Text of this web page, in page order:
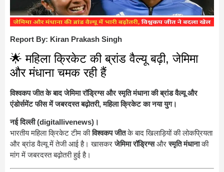
Report By: Kiran Prakash Singh
🌟 महिला क्रिकेट की ब्रांड वैल्यू बढ़ी, जेमिमा
और मंधाना चमक रही हैं
विश्वकप जीत के बाद जेमिमा रॉड्रिग्स और स्मृति मंधाना की ब्रांड वैल्यू और
एंडोर्समेंट फीस में जबरदस्त बढ़ोतरी, महिला क्रिकेट का नया युग।
नई दिल्ली (digitallivenews)।
भारतीय महिला क्रिकेट टीम कीविश्वकप जीतके बाद खिलाड़ियों की लोकप्रियता
और ब्रांड वैल्यू में तेजी आई है। खासकरजेमिमा रॉड्रिग्सऔरस्मृति मंधानाकी
मांग में जबरदस्त बढ़ोतरी हुई है।